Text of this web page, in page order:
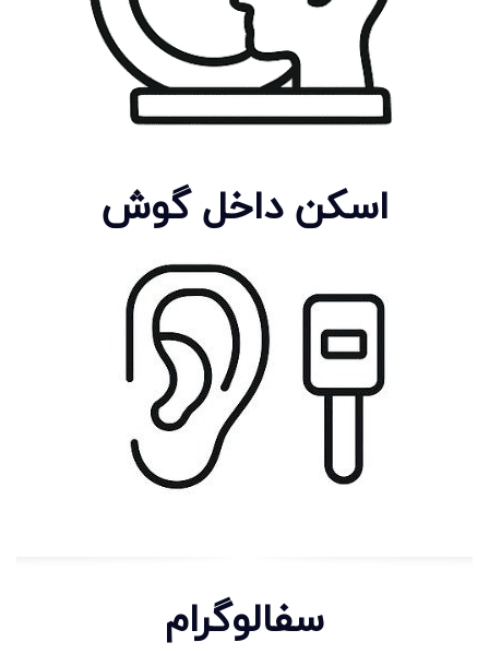
اسکن داخل گوش
سفالوگرام